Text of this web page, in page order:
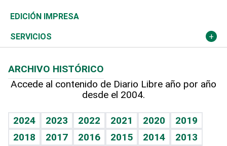
Caribe
Resto del mundo
Global y variable
Economía personal
Novedades
Podcast Arte Libre
Hablando con el pediatra
Vida y familia
Eñe
Olimpismo
Más deportes
TBT Deportivo
Noticiero Poteleche
Columnistas
Más firmas
Martes de tecnología
Cambio climático
Deportes
Opinión
Hecho en casa
Guía del dinero
EDICIÓN IMPRESA
SERVICIOS
Cumpleaños
Horóscopos
Crucigramas
ARCHIVO HISTÓRICO
Accede al contenido de Diario Libre año por año
desde el 2004.
2024 2023 2022 2021 2020
2019
2018
2017 2016 2015 2014
2013